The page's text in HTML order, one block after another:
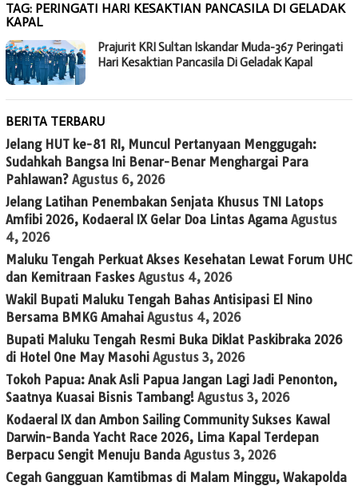
TAG: PERINGATI HARI KESAKTIAN PANCASILA DI GELADAK
KAPAL
Prajurit KRI Sultan Iskandar Muda-367 Peringati
Hari Kesaktian Pancasila Di Geladak Kapal
BERITA TERBARU
Jelang HUT ke-81 RI, Muncul Pertanyaan Menggugah:
Sudahkah Bangsa Ini Benar-Benar Menghargai Para
Pahlawan? Agustus 6, 2026
Jelang Latihan Penembakan Senjata Khusus TNI Latops
Amfibi 2026, Kodaeral IX Gelar Doa Lintas Agama Agustus
4, 2026
Maluku Tengah Perkuat Akses Kesehatan Lewat Forum UHC
dan Kemitraan Faskes Agustus 4, 2026
Wakil Bupati Maluku Tengah Bahas Antisipasi El Nino
Bersama BMKG Amahai Agustus 4, 2026
Bupati Maluku Tengah Resmi Buka Diklat Paskibraka 2026
di Hotel One May Masohi Agustus 3, 2026
Tokoh Papua: Anak Asli Papua Jangan Lagi Jadi Penonton,
Saatnya Kuasai Bisnis Tambang! Agustus 3, 2026
Kodaeral IX dan Ambon Sailing Community Sukses Kawal
Darwin-Banda Yacht Race 2026, Lima Kapal Terdepan
Berpacu Sengit Menuju Banda Agustus 3, 2026
Cegah Gangguan Kamtibmas di Malam Minggu, Wakapolda